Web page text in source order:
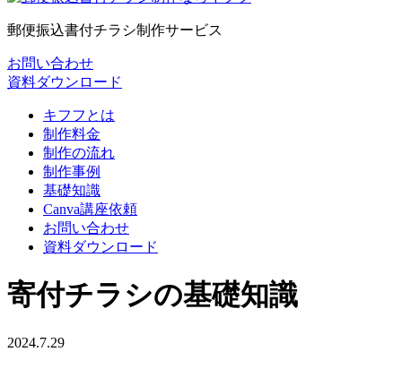
郵便振込書付チラシ制作サービス
お問い合わせ
資料ダウンロード
キフフとは
制作料金
制作の流れ
制作事例
基礎知識
Canva講座依頼
お問い合わせ
資料ダウンロード
寄付チラシの基礎知識
2024.7.29